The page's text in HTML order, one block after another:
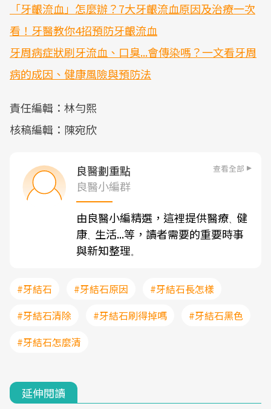
「牙齦流血」怎麼辦？7大牙齦流血原因及治療一次
看！牙醫教你4招預防牙齦流血
牙周病症狀刷牙流血、口臭...會傳染嗎？一文看牙周
病的成因、健康風險與預防法
責任編輯：林勻熙
核稿編輯：陳宛欣
良醫劃重點 查看全部
良醫小編群
由良醫小編精選，這裡提供醫療、 健
康、 生活...等，讀者需要的重要時事
與新知整理。
#牙結石 #牙結石原因
#牙結石長怎樣
#牙結石清除
#牙結石刷得掉嗎
#牙結石黑色
#牙結石怎麼清
延伸閱讀